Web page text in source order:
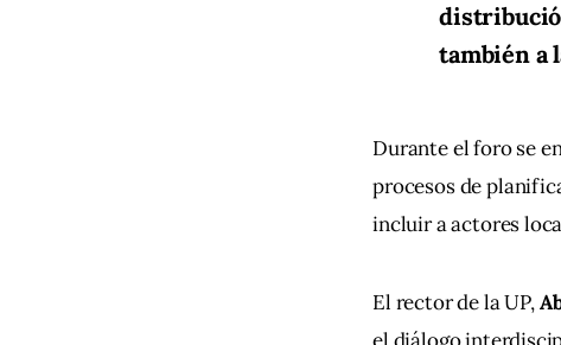
también a
Durante el foro se
procesos de
incluir a actores
El rector de la UP,
el diálogo